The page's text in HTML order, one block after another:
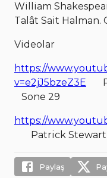
William
Talât Sait Halman.
Videolar
https://
v=e2jJ5bzeZ3E
Sone 29
https://
Patrick
Paylaş